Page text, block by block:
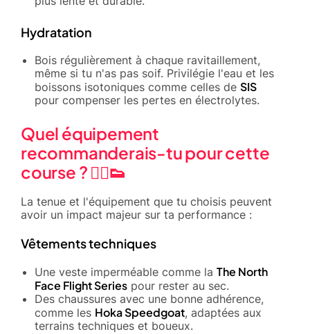
Hydratation
Bois régulièrement à chaque ravitaillement,
même si tu n'as pas soif. Privilégie l'eau et les
boissons isotoniques comme celles de SIS
pour compenser les pertes en électrolytes.
Quel équipement
recommanderais-tu pour cette
course ? 🏃‍♂️👟
La tenue et l'équipement que tu choisis peuvent
avoir un impact majeur sur ta performance :
Vêtements techniques
Une veste imperméable comme la The North
Face Flight Series pour rester au sec.
Des chaussures avec une bonne adhérence,
comme les Hoka Speedgoat, adaptées aux
terrains techniques et boueux.